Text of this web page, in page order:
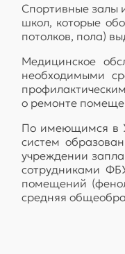
Спортивные залы
школ, которые
потолков, пола)
Медицинское
необходимыми
о ремонте
По имеющимся в
систем
учреждении
сотрудниками
помещений
средняя